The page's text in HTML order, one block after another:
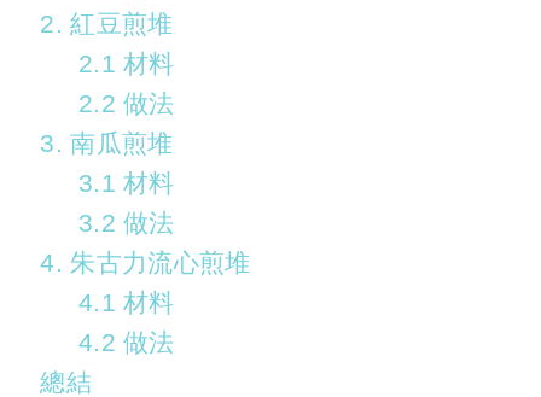
2. 紅豆煎堆
2.1 材料
2.2 做法
3. 南瓜煎堆
3.1 材料
3.2 做法
4. 朱古力流心煎堆
4.1 材料
4.2 做法
總結